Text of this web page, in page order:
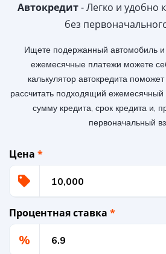
Автокредит- Легко и удобно
без
Ищете подержанный автомобиль и
ежемесячные платежи можете
калькулятор автокредита
рассчитать подходящий ежемесячный
сумму кредита, срок кредита и,
первоначальный
Цена *
Процентная ставка *
%